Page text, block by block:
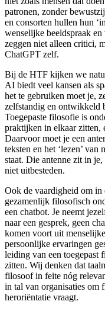
patronen, zonder
en consorten hullen hun
wenselijke beeldspraak
zeggen niet alleen critici,
ChatGPT zelf.
Bij de HTF kijken we
AI biedt veel kansen als
het te gebruiken moet je,
zelfstandig en ontwikkeld
Toegepaste filosofie is
praktijken in elkaar zitten,
Daarvoor moet je een
teksten en het ‘lezen’ van
staat. Die antenne zit in
niet uitbesteden.
Ook de vaardigheid om in
gezamenlijk filosofisch
een chatbot. Je neemt
naar een gesprek, geen
komen voort uit
persoonlijke ervaringen
leiding van een toegepast
zitten. Wij denken dat
filosoof in feite nóg
in tal van organisaties om
heroriëntatie vraagt.